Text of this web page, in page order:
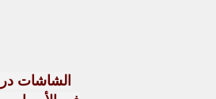
الشاشات